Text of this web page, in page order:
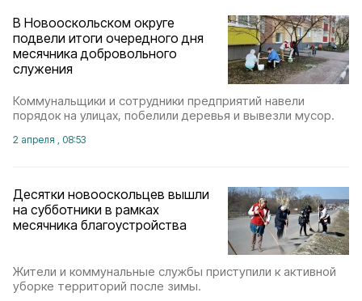
В Новооскольском округе
подвели итоги очередного дня
месячника добровольного
служения
Коммунальщики и сотрудники предприятий навели
порядок на улицах, побелили деревья и вывезли мусор.
2 апреля , 08:53
Десятки новооскольцев вышли
на субботники в рамках
месячника благоустройства
Жители и коммунальные службы приступили к активной
уборке территорий после зимы.